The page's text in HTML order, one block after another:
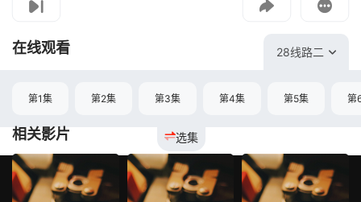
教程：把手机影片投到电视上播放
在线观看 28线路二
选集
第1集 第2集 第3集 第4集 第5集 第
相关影片